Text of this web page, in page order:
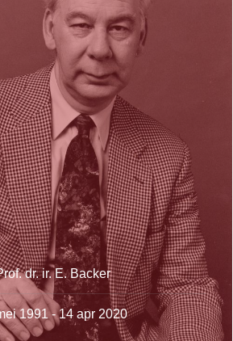
dr. ir. E. Backer
1991 - 14 apr 2020